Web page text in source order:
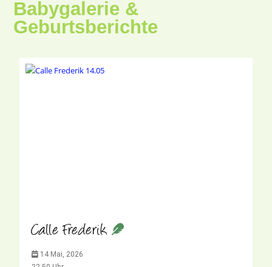
Babygalerie &
Geburtsberichte
Calle Frederik
14 Mai, 2026